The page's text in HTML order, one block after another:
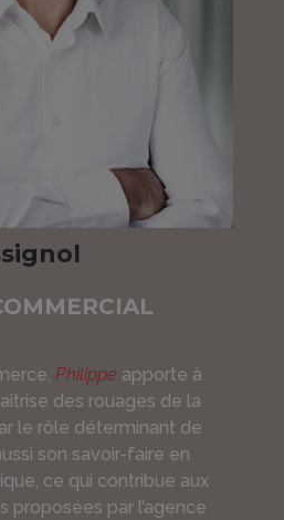
Philippe apporte à
des rouages de la
le rôle déterminant de
son savoir-faire en
ce qui contribue aux
proposées par l’agence